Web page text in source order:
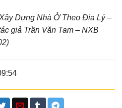
Dựng Nhà Ở Theo Địa Lý –
giả Trần Văn Tam – NXB